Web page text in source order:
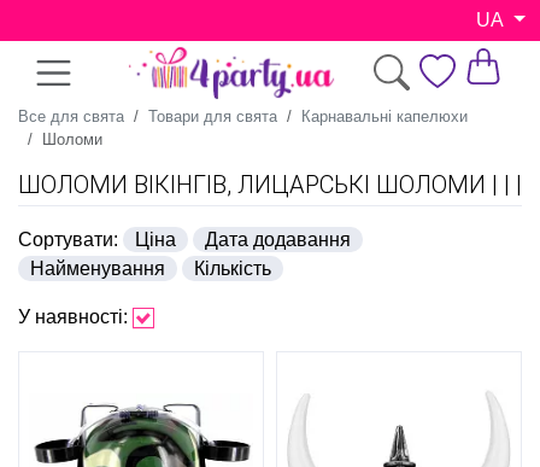
UA
Все для свята Товари для свята
Карнавальні капелюхи
Шоломи
ШОЛОМИ ВІКІНГІВ, ЛИЦАРСЬКІ ШОЛОМИ
Сортувати: Ціна
Дата додавання
Найменування
Кількість
У наявності: